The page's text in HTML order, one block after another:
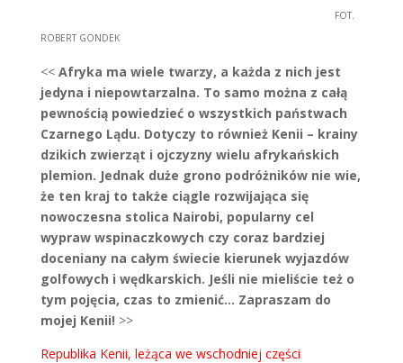
FOT.
ROBERT GONDEK
<< Afryka ma wiele twarzy, a każda z nich jest
jedyna i niepowtarzalna. To samo można z całą
pewnością powiedzieć o wszystkich państwach
Czarnego Lądu. Dotyczy to również Kenii – krainy
dzikich zwierząt i ojczyzny wielu afrykańskich
plemion. Jednak duże grono podróżników nie wie,
że ten kraj to także ciągle rozwijająca się
nowoczesna stolica Nairobi, popularny cel
wypraw wspinaczkowych czy coraz bardziej
doceniany na całym świecie kierunek wyjazdów
golfowych i wędkarskich. Jeśli nie mieliście też o
tym pojęcia, czas to zmienić… Zapraszam do
mojej Kenii! >>
Republika Kenii, leżąca we wschodniej części